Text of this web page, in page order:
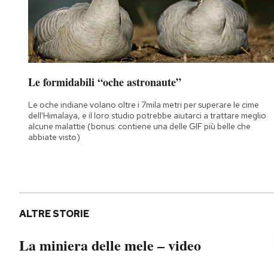
Le formidabili “oche astronaute”
Le oche indiane volano oltre i 7mila metri per superare le cime
dell'Himalaya, e il loro studio potrebbe aiutarci a trattare meglio
alcune malattie (bonus: contiene una delle GIF più belle che
abbiate visto)
ALTRE STORIE
La miniera delle mele – video